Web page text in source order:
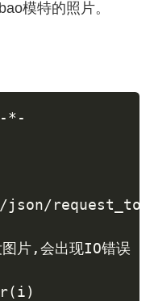
模特的照片。
-*-
json/
片,会出现IO错误